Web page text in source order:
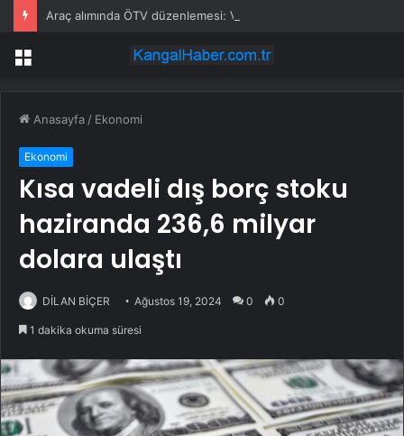
Menü
Anasayfa / Ekonomi
Ekonomi
Kısa vadeli dış borç stoku
haziranda 236,6 milyar
dolara ulaştı
DİLAN BİÇER Ağustos 19, 2024 0 0
1 dakika okuma süresi